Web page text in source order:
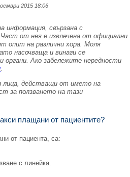
2015 18:06
информация, свързана с
от нея е извлечена от официални
опит на различни хора. Моля
насочваща и винаги се
Ако забележите нередности
.
лица, действащи от името на
за ползването на тази
плащани от пациентите?
от пациента, са:
с линейка.